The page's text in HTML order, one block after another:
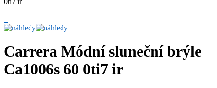
Carrera Módní sluneční brýle
Ca1006s 60 0ti7 ir